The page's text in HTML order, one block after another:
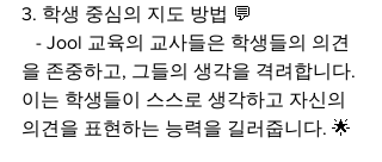
3. 학생 중심의 지도 방법 💬
을 존중하고, 그들의 생각을 격려합니다.
이는 학생들이 스스로 생각하고 자신의
의견을 표현하는 능력을 길러줍니다. 🌟